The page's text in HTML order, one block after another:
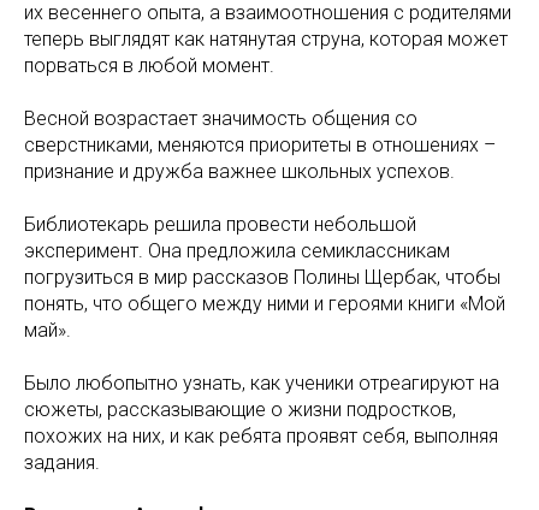
их весеннего опыта, а взаимоотношения с родителями
теперь выглядят как натянутая струна, которая может
порваться в любой момент.
Весной возрастает значимость общения со
сверстниками, меняются приоритеты в отношениях –
признание и дружба важнее школьных успехов.
Библиотекарь решила провести небольшой
эксперимент. Она предложила семиклассникам
погрузиться в мир рассказов Полины Щербак, чтобы
понять, что общего между ними и героями книги «Мой
май».
Было любопытно узнать, как ученики отреагируют на
сюжеты, рассказывающие о жизни подростков,
похожих на них, и как ребята проявят себя, выполняя
задания.